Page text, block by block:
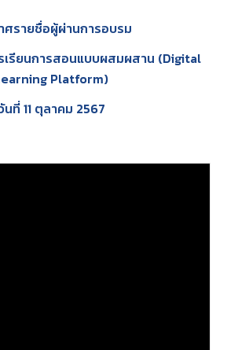
ศรายชื่อผู้ผ่านการอบรม
เรียนการสอนแบบผสมผสาน (Digital
Platform)
นที่ 11 ตุลาคม 2567